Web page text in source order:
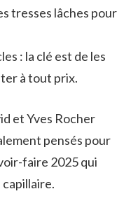
tresses lâches pour
: la clé est de les
à tout prix.
et Yves Rocher
pensés pour
faire 2025 qui